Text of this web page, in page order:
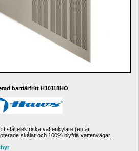
barriärfritt H10118HO
stål elektriska vattenkylare (en är
skålar och 100% blyfria vattenvägar.